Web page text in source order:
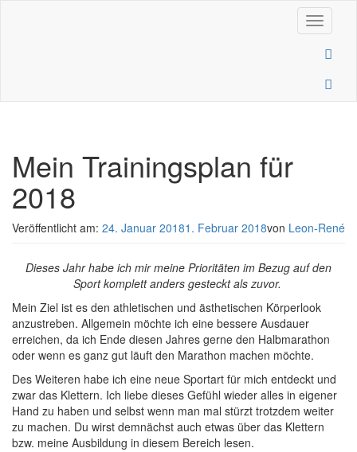
Mein Trainingsplan für
2018
Veröffentlicht am: 24. Januar 20181. Februar 2018von Leon-René
Dieses Jahr habe ich mir meine Prioritäten im Bezug auf den
Sport komplett anders gesteckt als zuvor.
Mein Ziel ist es den athletischen und ästhetischen Körperlook
anzustreben. Allgemein möchte ich eine bessere Ausdauer
erreichen, da ich Ende diesen Jahres gerne den Halbmarathon
oder wenn es ganz gut läuft den Marathon machen möchte.
Des Weiteren habe ich eine neue Sportart für mich entdeckt und
zwar das Klettern. Ich liebe dieses Gefühl wieder alles in eigener
Hand zu haben und selbst wenn man mal stürzt trotzdem weiter
zu machen. Du wirst demnächst auch etwas über das Klettern
bzw. meine Ausbildung in diesem Bereich lesen.